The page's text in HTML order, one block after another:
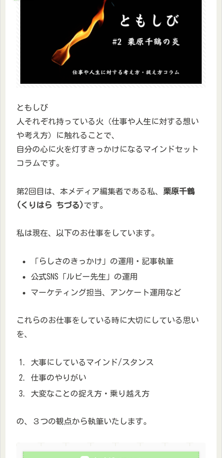
ともしび
人それぞれ持っている火（仕事や人生に対する想い
や考え方）に触れることで、
自分の心に火を灯すきっかけになるマインドセット
コラムです。
第2回目は、本メディア編集者である私、 栗原千鶴
(くりはら ちづる)です。
私は現在、以下のお仕事をしています。
「らしさのきっかけ」の運用・記事執筆
公式SNS「ルビー先生」の運用
マーケティング担当、アンケート運用など
これらのお仕事をしている時に大切にしている思い
を、
大事にしているマインド/スタンス
仕事のやりがい
大変なことの捉え方・乗り越え方
の、３つの観点から執筆いたします。